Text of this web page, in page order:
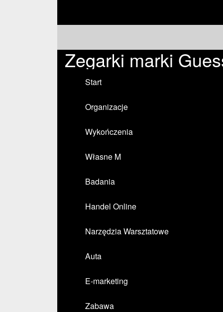
Zegarki marki
Start
Organizacje
Wykończenia
Własne M
Badania
Handel Online
Narzędzia Warsztatowe
Auta
E-marketing
Zabawa